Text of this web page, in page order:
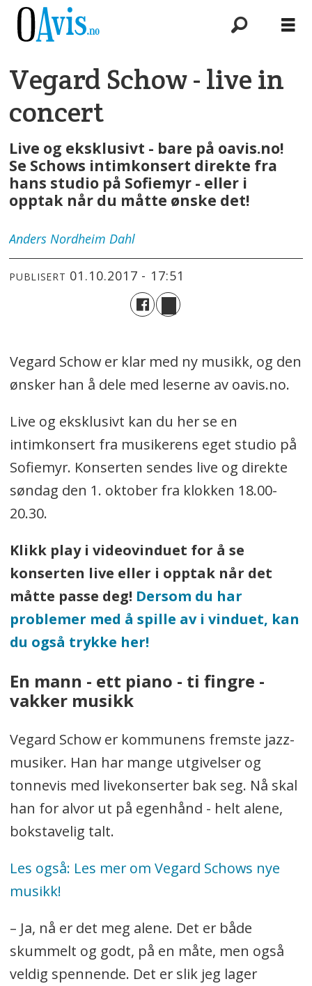
Vegard Schow - live in
concert
Live og eksklusivt - bare på oavis.no!
Se Schows intimkonsert direkte fra
hans studio på Sofiemyr - eller i
opptak når du måtte ønske det!
Anders Nordheim Dahl
PUBLISERT 01.10.2017 - 17:51
Vegard Schow er klar med ny musikk, og den
ønsker han å dele med leserne av oavis.no.
Live og eksklusivt kan du her se en
intimkonsert fra musikerens eget studio på
Sofiemyr. Konserten sendes live og direkte
søndag den 1. oktober fra klokken 18.00-
20.30.
Klikk play i videovinduet for å se
konserten live eller i opptak når det
måtte passe deg! Dersom du har
problemer med å spille av i vinduet, kan
du også trykke her!
En mann - ett piano - ti fingre -
vakker musikk
Vegard Schow er kommunens fremste jazz-
musiker. Han har mange utgivelser og
tonnevis med livekonserter bak seg. Nå skal
han for alvor ut på egenhånd - helt alene,
bokstavelig talt.
Les også: Les mer om Vegard Schows nye
musikk!
– Ja, nå er det meg alene. Det er både
skummelt og godt, på en måte, men også
veldig spennende. Det er slik jeg lager